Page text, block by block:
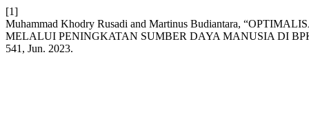
[1]
Muhammad Khodry Rusadi and Martinus Budiantara,
MELALUI PENINGKATAN SUMBER DAYA MANUSIA DI
541, Jun. 2023.